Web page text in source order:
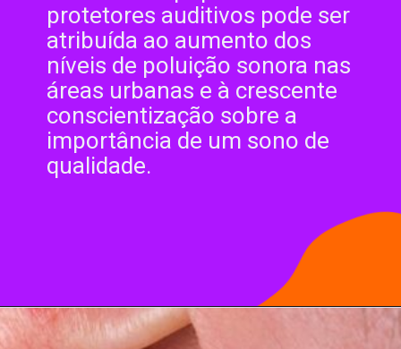
protetores auditivos pode ser
atribuída ao aumento dos
níveis de poluição sonora nas
áreas urbanas e à crescente
conscientização sobre a
importância de um sono de
qualidade.